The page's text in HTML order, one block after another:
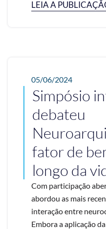
LEIA A
05/06/2024
Simpósio
debateu
fator de
longo da
Com participação
abordou as mais
interação entre
Embora a aplicação